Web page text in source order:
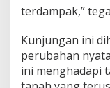
terdampak,”
Kunjungan ini
perubahan
ini menghadapi